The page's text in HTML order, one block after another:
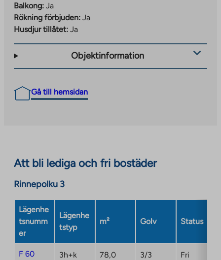
Balkong: Ja
Rökning förbjuden: Ja
Husdjur tillåtet: Ja
Objektinformation
Gå till hemsidan
Att bli lediga och fri bostäder
Rinnepolku 3
Lägenhe
tsnumm
er
Lägenhe
tstyp
m² Golv Status
F 60 3h+k 78,0 3/3 Fri